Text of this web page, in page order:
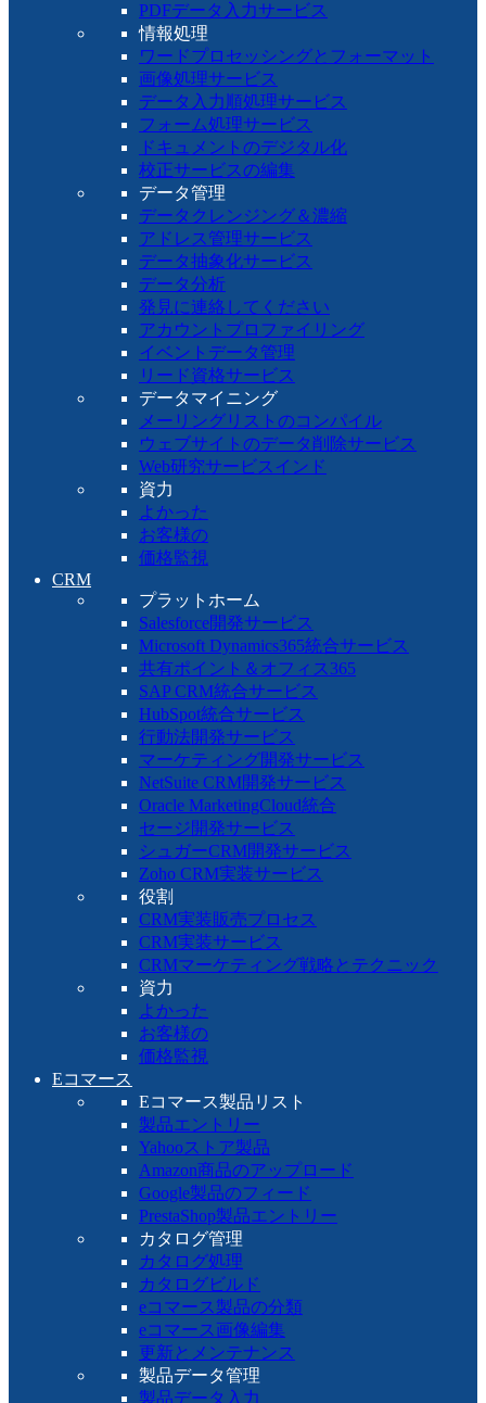
PDFデータ入力サービス
情報処理
ワードプロセッシングとフォーマット
画像処理サービス
データ入力順処理サービス
フォーム処理サービス
ドキュメントのデジタル化
校正サービスの編集
データ管理
データクレンジング＆濃縮
アドレス管理サービス
データ抽象化サービス
データ分析
発見に連絡してください
アカウントプロファイリング
イベントデータ管理
リード資格サービス
データマイニング
メーリングリストのコンパイル
ウェブサイトのデータ削除サービス
Web研究サービスインド
資力
よかった
お客様の
価格監視
CRM
プラットホーム
Salesforce開発サービス
Microsoft Dynamics365統合サービス
共有ポイント＆オフィス365
SAP CRM統合サービス
HubSpot統合サービス
行動法開発サービス
マーケティング開発サービス
NetSuite CRM開発サービス
Oracle MarketingCloud統合
セージ開発サービス
シュガーCRM開発サービス
Zoho CRM実装サービス
役割
CRM実装販売プロセス
CRM実装サービス
CRMマーケティング戦略とテクニック
資力
よかった
お客様の
価格監視
Eコマース
Eコマース製品リスト
製品エントリー
Yahooストア製品
Amazon商品のアップロード
Google製品のフィード
PrestaShop製品エントリー
カタログ管理
カタログ処理
カタログビルド
eコマース製品の分類
eコマース画像編集
更新とメンテナンス
製品データ管理
製品データ入力